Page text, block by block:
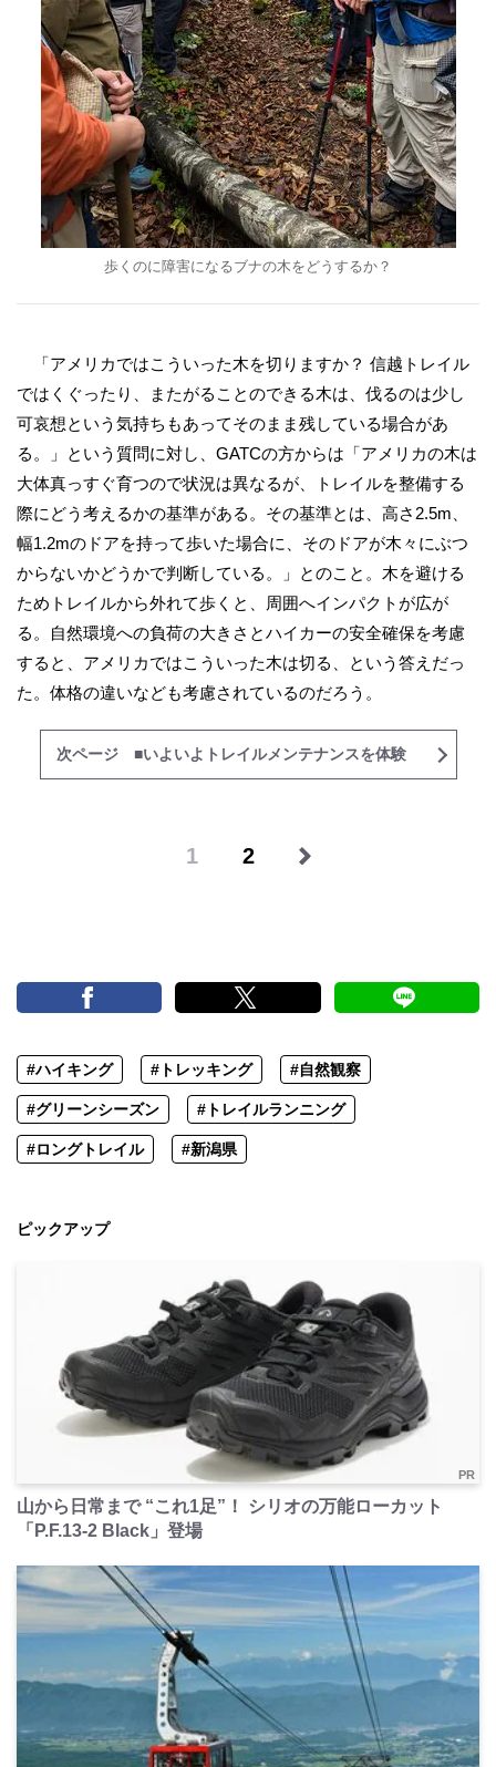
歩くのに障害になるブナの木をどうするか？
「アメリカではこういった木を切りますか？ 信越トレイル
ではくぐったり、またがることのできる木は、伐るのは少し
可哀想という気持ちもあってそのまま残している場合があ
る。」という質問に対し、GATCの方からは「アメリカの木は
大体真っすぐ育つので状況は異なるが、トレイルを整備する
際にどう考えるかの基準がある。その基準とは、高さ2.5m、
幅1.2mのドアを持って歩いた場合に、そのドアが木々にぶつ
からないかどうかで判断している。」とのこと。木を避ける
ためトレイルから外れて歩くと、周囲へインパクトが広が
る。自然環境への負荷の大きさとハイカーの安全確保を考慮
すると、アメリカではこういった木は切る、という答えだっ
た。体格の違いなども考慮されているのだろう。
次ページ ■いよいよトレイルメンテナンスを体験
1 2
#ハイキング #トレッキング #自然観察
#グリーンシーズン #トレイルランニング
#ロングトレイル #新潟県
ピックアップ
PR
山から日常まで “これ1足”！ シリオの万能ローカット
「P.F.13-2 Black」登場